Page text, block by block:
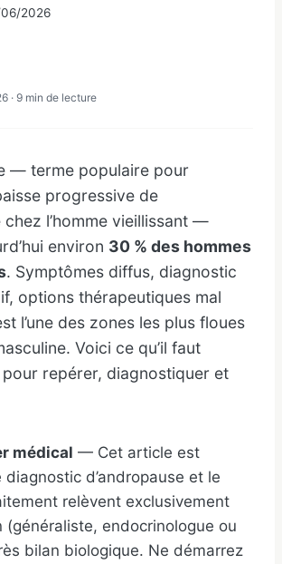
2026
· 9 min de lecture
— terme populaire pour
progressive de
l’homme vieillissant —
environ 30 % des hommes
. Symptômes diffus, diagnostic
options thérapeutiques mal
l’une des zones les plus floues
Voici ce qu’il faut
repérer, diagnostiquer et
médical — Cet article est
d’andropause et le
relèvent exclusivement
(généraliste, endocrinologue ou
bilan biologique. Ne démarrez